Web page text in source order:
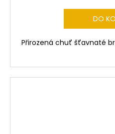
DO
Přirozená chuť šťavnaté